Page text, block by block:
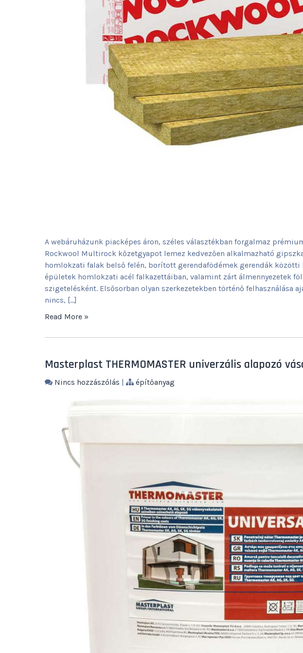
A webáruházunk piacképes áron, széles választékban forgalmaz
Rockwool Multirock kőzetgyapot lemez kedvezően alkalmazható
homlokzati falak belső felén, borított gerendafödémek gerendák közötti
épületek homlokzati acél falkazettáiban, valamint zárt álmennyezetek
szigetelésként. Elsősorban olyan szerkezetekben történő felhasználása
nincs, […]
Read More »
Masterplast THERMOMASTER univerzális alapozó
Nincs hozzászólás | építőanyag